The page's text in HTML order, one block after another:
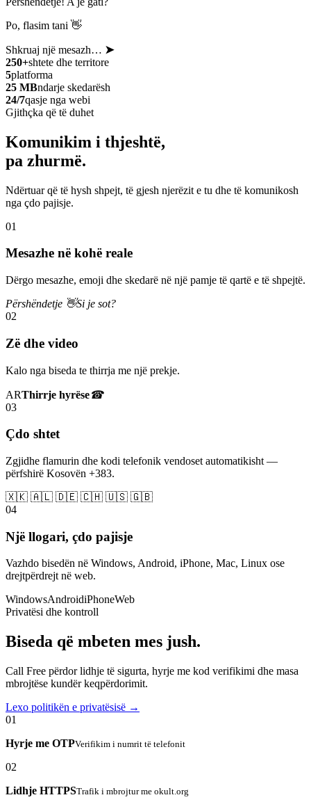
Po, flasim tani 👋
Shkruaj një mesazh… ➤
250+shtete dhe territore
5platforma
25 MBndarje skedarësh
24/7qasje nga webi
Gjithçka që të duhet
Komunikim i thjeshtë,
pa zhurmë.
Ndërtuar që të hysh shpejt, të gjesh njerëzit e tu dhe të komunikosh
nga çdo pajisje.
01
Mesazhe në kohë reale
Dërgo mesazhe, emoji dhe skedarë në një pamje të qartë e të shpejtë.
Përshëndetje 👋Si je sot?
02
Zë dhe video
Kalo nga biseda te thirrja me një prekje.
ARThirrje hyrëse☎
03
Çdo shtet
Zgjidhe flamurin dhe kodi telefonik vendoset automatikisht —
përfshirë Kosovën +383.
🇽🇰 🇦🇱 🇩🇪 🇨🇭 🇺🇸 🇬🇧
04
Një llogari, çdo pajisje
Vazhdo bisedën në Windows, Android, iPhone, Mac, Linux ose
drejtpërdrejt në web.
WindowsAndroidiPhoneWeb
Privatësi dhe kontroll
Biseda që mbeten mes jush.
Call Free përdor lidhje të sigurta, hyrje me kod verifikimi dhe masa
mbrojtëse kundër keqpërdorimit.
Lexo politikën e privatësisë →
01
Hyrje me OTPVerifikim i numrit të telefonit
02
Lidhje HTTPSTrafik i mbrojtur me okult.org